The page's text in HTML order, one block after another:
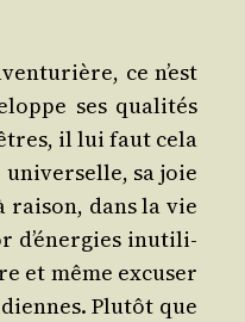
ce n’est
ses qua­li­tés
il lui faut cela
sa joie
rai­son, dans la vie
d’énergies inuti­li­
et même excu­ser
Plu­tôt que